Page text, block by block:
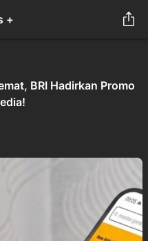
+
BRI Hadirkan Promo